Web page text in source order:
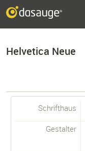
Helvetica Neue
Schrifthaus
Gestalter